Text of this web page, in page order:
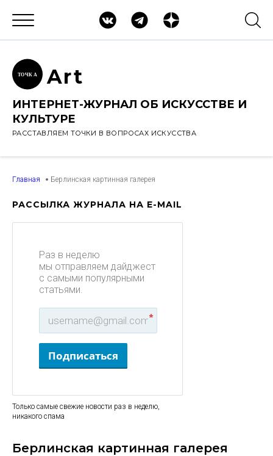
ТОЧК А Art
ИНТЕРНЕТ-ЖУРНАЛ ОБ ИСКУССТВЕ И
КУЛЬТУРЕ
РАССТАВЛЯЕМ ТОЧКИ В ВОПРОСАХ ИСКУССТВА
Главная Берлинская картинная галерея
РАССЫЛКА ЖУРНАЛА НА E-MAIL
Раз в неделю
мы отправляем дайджест
с самыми популярными
статьями.
*
Подписаться
Только самые свежие новости раз в неделю,
никакого спама
Берлинская картинная галерея